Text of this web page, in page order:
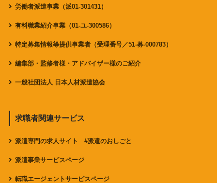
労働者派遣事業（派01-301431）
有料職業紹介事業（01-ユ-300586）
特定募集情報等提供事業者（受理番号／51-募-000783）
編集部・監修者様・アドバイザー様のご紹介
一般社団法人 日本人材派遣協会
求職者関連サービス
派遣専門の求人サイト #派遣のおしごと
派遣事業サービスページ
転職エージェントサービスページ